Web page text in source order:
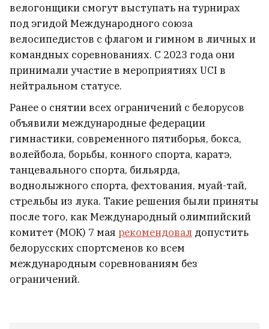
велогонщики смогут выступать на турнирах
под эгидой Международного союза
велосипедистов с флагом и гимном в личных и
командных соревнованиях. С 2023 года они
принимали участие в мероприятиях UCI в
нейтральном статусе.
Ранее о снятии всех ограничений с белорусов
объявили международные федерации
гимнастики, современного пятиборья, бокса,
волейбола, борьбы, конного спорта, каратэ,
танцевального спорта, бильярда,
воднолыжного спорта, фехтования, муай-тай,
стрельбы из лука. Такие решения были приняты
после того, как Международный олимпийский
комитет (МОК) 7 мая рекомендовал допустить
белорусских спортсменов ко всем
международным соревнованиям без
ограничений.
Профессия этого белоруса —
пугать людей. Он рассказал, что
нужно делать и сколько за это
платят
2